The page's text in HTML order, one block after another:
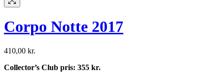
Corpo Notte 2017
410,00 kr.
Collector’s Club pris: 355 kr.